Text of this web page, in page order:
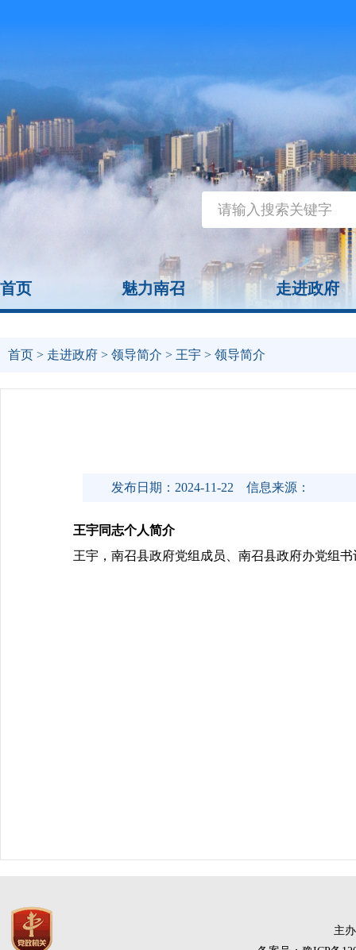
首页 魅力南召 走进政府
首页 > 走进政府 > 领导简介 > 王宇 > 领导简介
发布日期：2024-11-22 信息来源：
王宇同志个人简介
王宇，南召县政府党组成员、南召县政府办党组
主